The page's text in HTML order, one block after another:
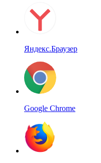
Яндекс.Браузер
Google Chrome